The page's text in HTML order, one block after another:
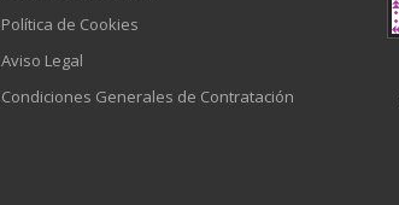
Política de Cookies
Aviso Legal
Condiciones Generales de Contratación